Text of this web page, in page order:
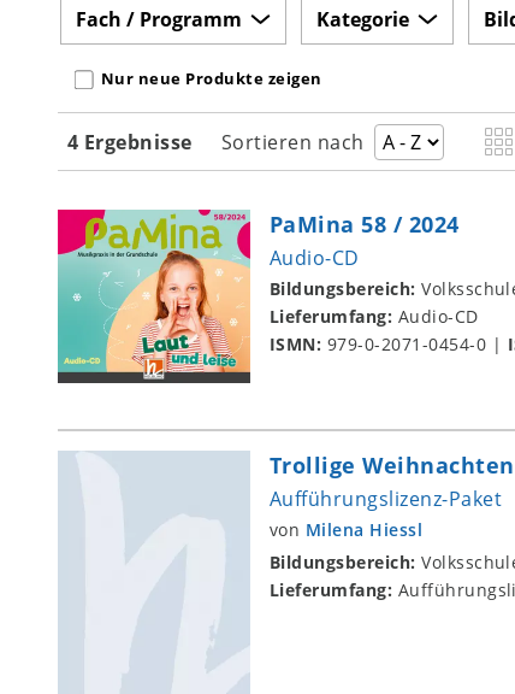
Nur neue Produkte zeigen
Fach / Programm Kategorie
4 Ergebnisse Sortieren nach
PaMina 58 / 2024
Audio-CD
Bildungsbereich:
Lieferumfang: Audio-CD
ISMN: 979-0-2071-0454-0 |
Trollige Weihnachten
Aufführungslizenz-Paket
von Milena Hiessl
Bildungsbereich:
Lieferumfang: